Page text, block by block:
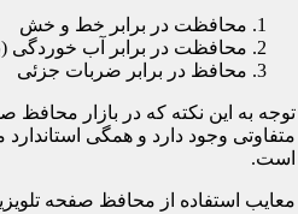
محافظت در برابر خط و خش
محافظت در برابر آب خوردگی
محافظ در برابر ضربات جزئی
توجه به این نکته که در بازار محافظ
متفاوتی وجود دارد و همگی
است.
معایب استفاده از محافظ صفحه